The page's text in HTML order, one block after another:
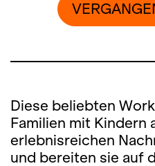
Diese beliebten
Familien mit Kindern
erlebnisreichen
und bereiten sie auf